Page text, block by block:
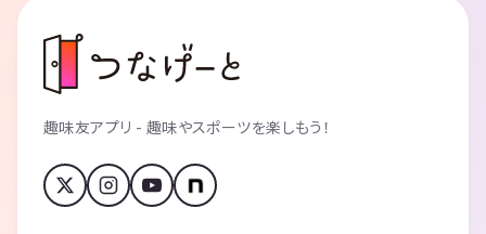
趣味友アプリ - 趣味やスポーツを楽しもう！